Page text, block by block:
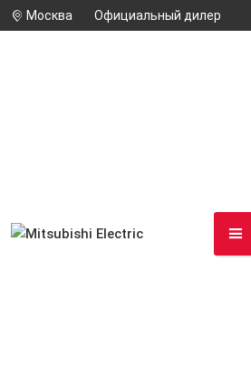
Москва Официальный дилер